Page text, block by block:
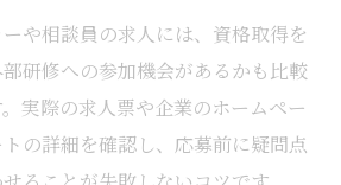
や相談員の求人には、資格取得を
研修への参加機会があるかも比較
実際の求人票や企業のホームペー
の詳細を確認し、応募前に疑問点